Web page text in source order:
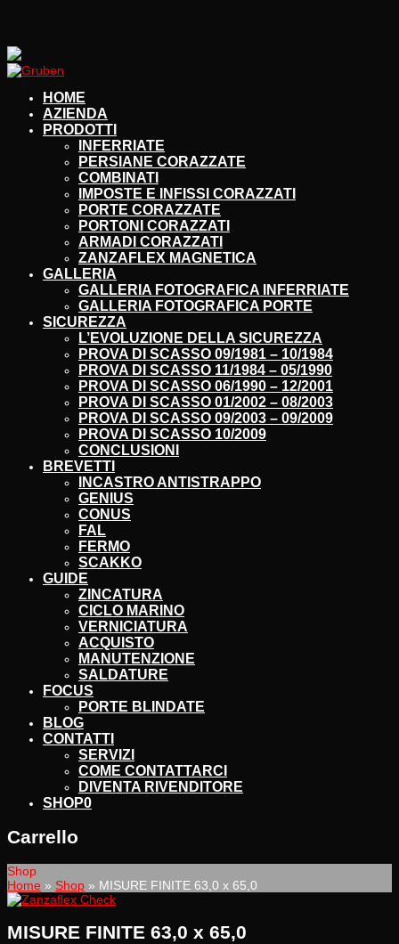
HOME
AZIENDA
PRODOTTI
INFERRIATE
PERSIANE CORAZZATE
COMBINATI
IMPOSTE E INFISSI CORAZZATI
PORTE CORAZZATE
PORTONI CORAZZATI
ARMADI CORAZZATI
ZANZAFLEX MAGNETICA
GALLERIA
GALLERIA FOTOGRAFICA INFERRIATE
GALLERIA FOTOGRAFICA PORTE
SICUREZZA
L’EVOLUZIONE DELLA SICUREZZA
PROVA DI SCASSO 09/1981 – 10/1984
PROVA DI SCASSO 11/1984 – 05/1990
PROVA DI SCASSO 06/1990 – 12/2001
PROVA DI SCASSO 01/2002 – 08/2003
PROVA DI SCASSO 09/2003 – 09/2009
PROVA DI SCASSO 10/2009
CONCLUSIONI
BREVETTI
INCASTRO ANTISTRAPPO
GENIUS
CONUS
FAL
FERMO
SCAKKO
GUIDE
ZINCATURA
CICLO MARINO
VERNICIATURA
ACQUISTO
MANUTENZIONE
SALDATURE
FOCUS
PORTE BLINDATE
BLOG
CONTATTI
SERVIZI
COME CONTATTARCI
DIVENTA RIVENDITORE
SHOP0
Carrello
Shop
Home » Shop » MISURE FINITE 63,0 x 65,0
MISURE FINITE 63,0 x 65,0